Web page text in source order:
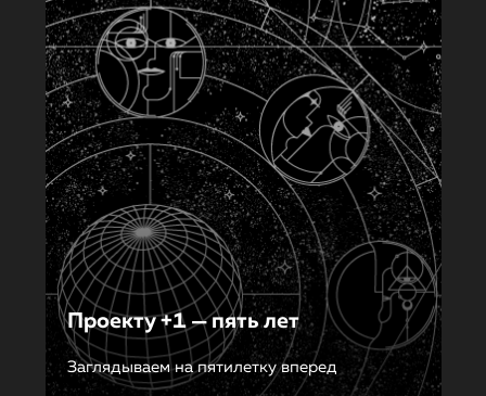
Проекту +1 — пять лет
Заглядываем на пятилетку вперед